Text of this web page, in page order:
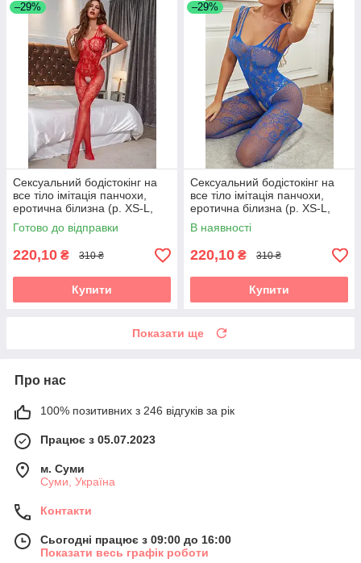
–29%
Сексуальний бодістокінг на
все тіло імітація панчохи,
еротична білизна (р. XS-L,
червоний)
Готово до відправки
220,10 ₴ 310 ₴
Купити
–29%
Сексуальний бодістокінг на
все тіло імітація панчохи,
еротична білизна (р. XS-L,
синій)
В наявності
220,10 ₴ 310 ₴
Купити
Показати ще
Про нас
100% позитивних з 246 відгуків за рік
Працює з 05.07.2023
м. Суми
Суми, Україна
Контакти
Сьогодні працює з 09:00 до 16:00
Показати весь графік роботи